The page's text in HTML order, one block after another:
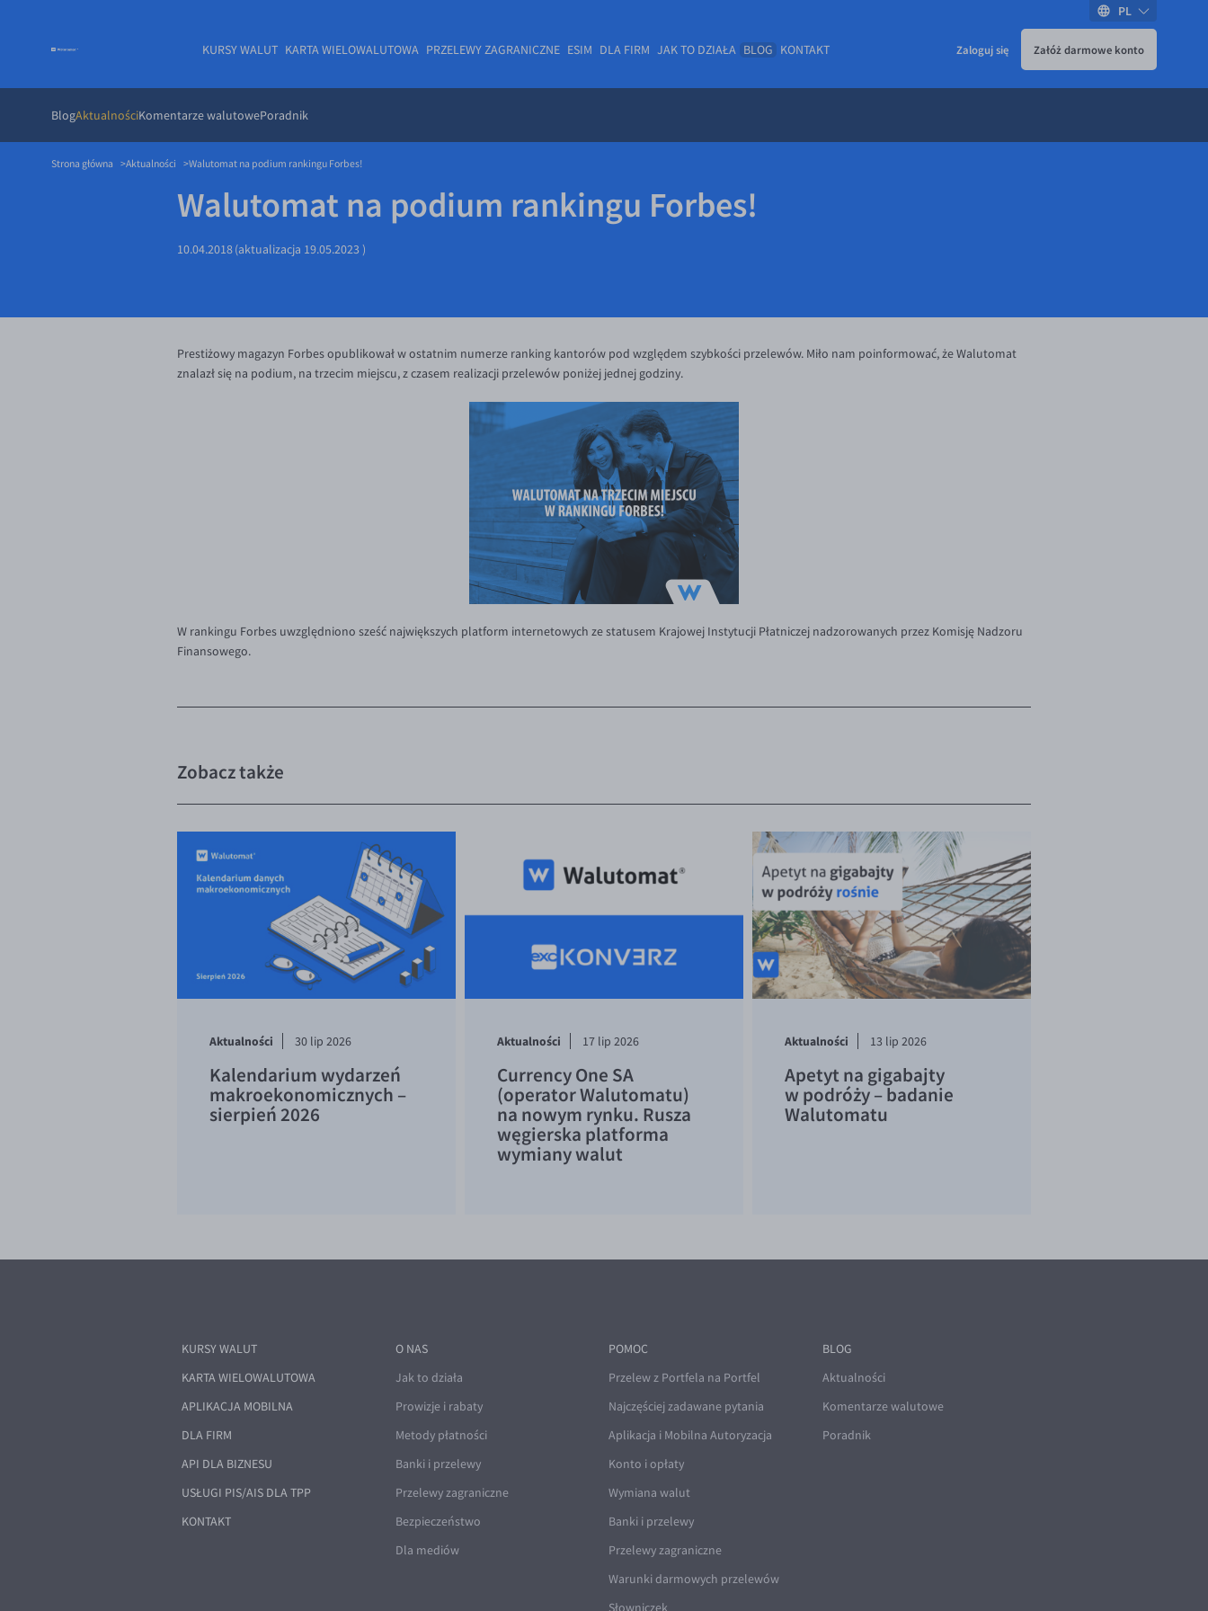
KURSY WALUT KARTA WIELOWALUTOWA PRZELEWY ZAGRANICZNE ESIM DLA FIRM JAK TO DZIAŁA BLOG
BlogAktualnościKomentarze walutowePoradnik
KONTAKT Zaloguj się Załóż darmowe konto
PL
Strona główna Aktualności Walutomat na podium rankingu Forbes!
Walutomat na podium rankingu Forbes!
10.04.2018(aktualizacja 19.05.2023 )
Prestiżowy magazyn Forbes opublikował w ostatnim numerze ranking kantorów pod względem szybkości przelewów. Miło nam poinformować, że Walutomat
znalazł się na podium, na trzecim miejscu, z czasem realizacji przelewów poniżej jednej godziny.
W rankingu Forbes uwzględniono sześć największych platform internetowych ze statusem Krajowej Instytucji Płatniczej nadzorowanych przez Komisję Nadzoru
Finansowego.
Zobacz także
Aktualności 30 lip 2026
Kalendarium wydarzeń
makroekonomicznych –
sierpień 2026
Aktualności 17 lip 2026
Currency One SA
(operator Walutomatu)
na nowym rynku. Rusza
węgierska platforma
wymiany walut
Aktualności 13 lip 2026
Apetyt na gigabajty
w podróży – badanie
Walutomatu
KURSY WALUT
KARTA WIELOWALUTOWA
APLIKACJA MOBILNA
DLA FIRM
API DLA BIZNESU
USŁUGI PIS/AIS DLA TPP
KONTAKT
O NAS
Jak to działa
Prowizje i rabaty
Metody płatności
Banki i przelewy
Przelewy zagraniczne
Bezpieczeństwo
Dla mediów
POMOC
Przelew z Portfela na Portfel
Najczęściej zadawane pytania
Aplikacja i Mobilna Autoryzacja
Konto i opłaty
Wymiana walut
Banki i przelewy
Przelewy zagraniczne
Warunki darmowych przelewów
Słowniczek
BLOG
Aktualności
Komentarze walutowe
Poradnik